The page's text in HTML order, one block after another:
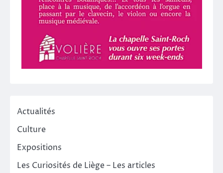
Actualités
Culture
Expositions
Les Curiosités de Liège – Les articles